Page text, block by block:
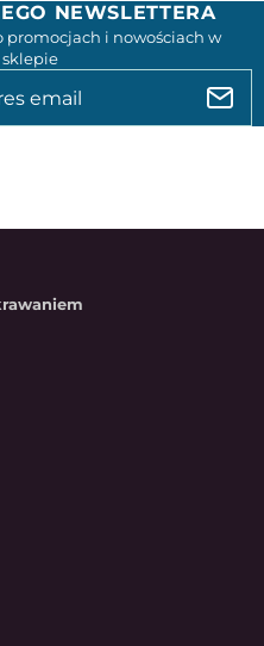
NEWSLETTERA
i nowościach w